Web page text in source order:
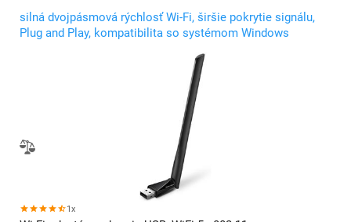
silná dvojpásmová rýchlosť Wi-Fi, širšie pokrytie signálu,
Plug and Play, kompatibilita so systémom Windows
1x